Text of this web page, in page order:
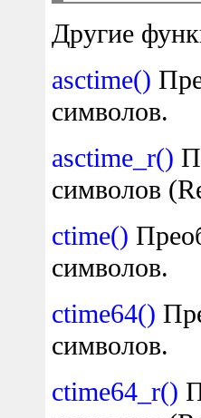
Другие
asctime()
символов.
asctime_r()
символов
ctime()
символов.
ctime64()
символов.
ctime64_r()